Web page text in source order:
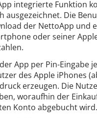
integrierte Funktion
ausgezeichnet. Die
der NettoApp und
oder seiner
App per Pin-Eingabe
des Apple iPhones
erzeugen. Die
woraufhin der
Konto abgebucht wird.